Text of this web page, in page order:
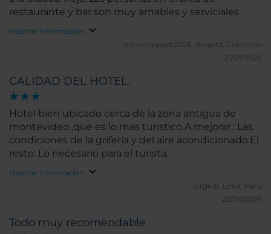
Todo muy recomendable
restaurante y bar son muy amables y serviciales
Mostrar información
danielalopezb2025. Bogotá, Colombia
21/07/2025
CALIDAD DEL HOTEL.
Hotel bien ubicado cerca de la zona antigua de
montevideo ,que es lo mas turistico.A mejorar : Las
condiciones de la griferia y del aire acondicionado.El
resto: Lo necesario para el turista.
Mostrar información
jorge B. Lima, Perú
22/09/2025